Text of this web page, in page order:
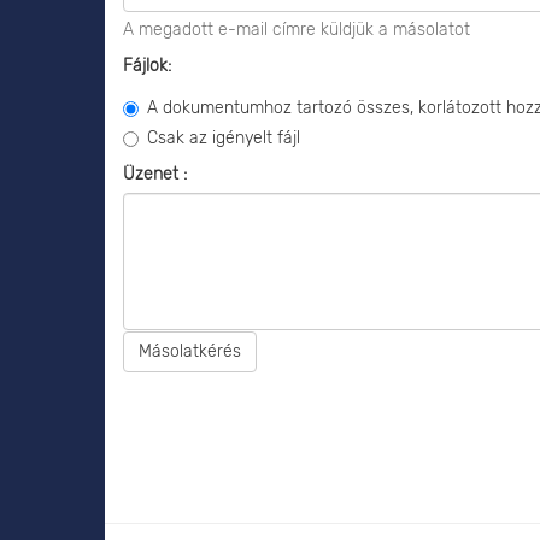
A megadott e-mail címre küldjük a másolatot
Fájlok:
A dokumentumhoz tartozó összes, korlátozott
Csak az igényelt fájl
Üzenet :
Másolatkérés